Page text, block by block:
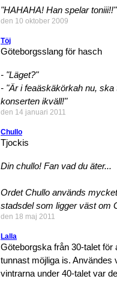
"HAHAHA! Han spelar toniii!!"
den 10 oktober 2009
Töj
Göteborgsslang för hasch
- "Läget?"
- "Är i feaäskäkörkah nu,
konserten ikväll!"
den 14 januari 2011
Chullo
Tjockis
Din chullo! Fan vad du äter...
Ordet Chullo används
stadsdel som ligger väst om
den 18 maj 2011
Lalla
Göteborgska från 30-talet för
tunnast möjliga is.
vintrarna under 40-talet var